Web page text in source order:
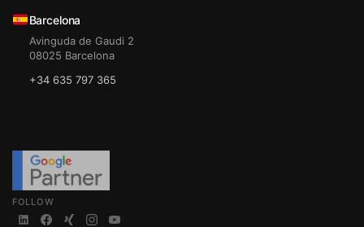
Barcelona
Avinguda de Gaudi 2
08025 Barcelona
+34 635 797 365
FOLLOW